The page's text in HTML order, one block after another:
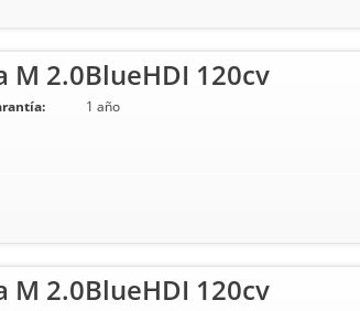
M 2.0BlueHDI 120cv
1 año
M 2.0BlueHDI 120cv